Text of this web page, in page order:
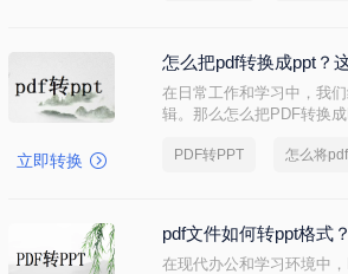
立即转换
怎么把pdf转换成ppt？
在日常工作和学习中，我
辑。那么怎么把PDF转换
PDF转PPT
pdf文件如何转ppt格式
在现代办公和学习环境中